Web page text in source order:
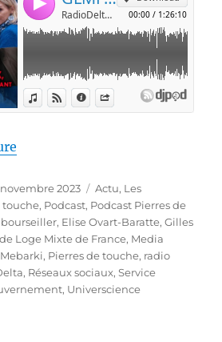
novembre 2023 Catégories
Actu, Les
touche, Podcast, Podcast Pierres de
, Elise Ovart-Baratte,Gilles
Loge Mixte de France, Media
, Pierres de touche, radio
, Réseaux sociaux,Service
, Universcience